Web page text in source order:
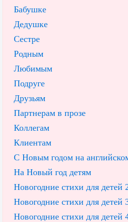
Бабушке
Дедушке
Сестре
Родным
Любимым
Подруге
Друзьям
Партнерам в прозе
Коллегам
Клиентам
С Новым годом на
На Новый год детям
Новогодние стихи для детей
Новогодние стихи для детей
Новогодние стихи для детей